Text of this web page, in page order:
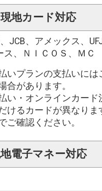
現地カード対応
JCB、アメックス、
ス、ＮＩＣＯＳ、ＭＣ
いプランの支払いには
合があります。
い・オンラインカード
けるカードが異なりま
ご確認ください。
電子マネー対応